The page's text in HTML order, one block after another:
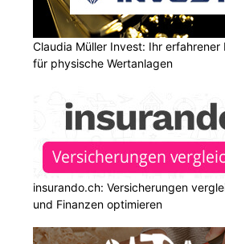
Claudia Müller Invest: Ihr erfahrener
für physische Wertanlagen
insurando.ch: Versicherungen
und Finanzen optimieren